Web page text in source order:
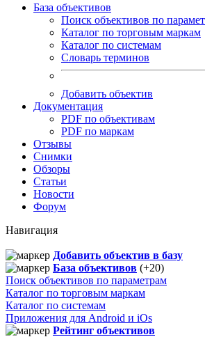
База объективов
Поиск объективов по
Каталог по торговым маркам
Каталог по системам
Словарь терминов
Добавить объектив
Документация
PDF по объективам
PDF по маркам
Отзывы
Снимки
Обзоры
Статьи
Новости
Форум
Навигация
Добавить объектив в базу
База объективов (+20)
Поиск объективов по параметрам
Каталог по торговым маркам
Каталог по системам
Приложения для Android и iOs
Рейтинг объективов